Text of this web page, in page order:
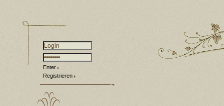
Enter
Registrieren